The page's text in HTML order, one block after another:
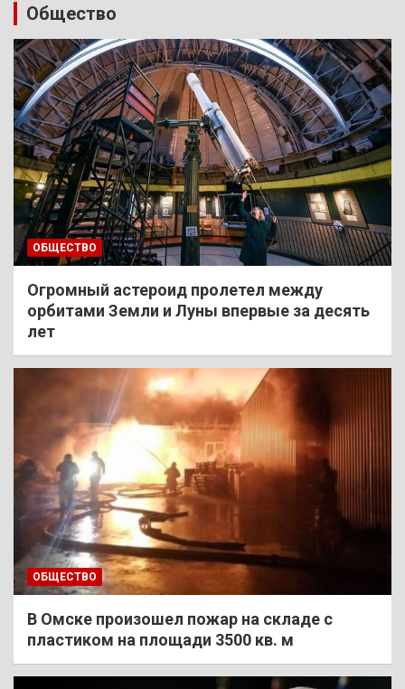
Общество
ОБЩЕСТВО
Огромный астероид пролетел между
орбитами Земли и Луны впервые за десять
лет
ОБЩЕСТВО
В Омске произошел пожар на складе с
пластиком на площади 3500 кв. м